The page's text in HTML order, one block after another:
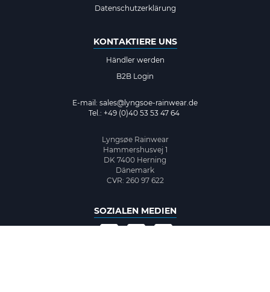
Datenschutzerklärung
KONTAKTIERE UNS
Händler werden
B2B Login
E-mail: sales@lyngsoe-rainwear.de
Tel.: +49 (0)40 53 53 47 64
Lyngsøe Rainwear
Hammershusvej 1
DK 7400 Herning
Dänemark
CVR: 260 97 622
SOZIALEN MEDIEN